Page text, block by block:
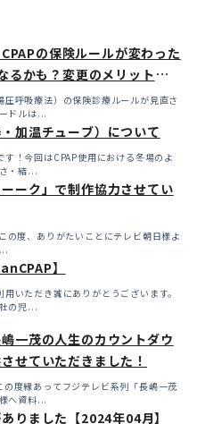
の保険ルールが変わった
るかも？変更のメリット・デ
いう選択肢
呼吸療法）の保険診療ルールが見直さ
ドルは...
加温チューブ）について
！今回はCPAP使用における冬場のよ
・結...
ーク」で制作協力させてい
】
いただき誠にありがとうございます。
の児...
一茂の人生のカウントダウ
せていただきました！
度縁あってフジテレビ系列「長嶋一茂
へ資料...
りました【2024年04月】